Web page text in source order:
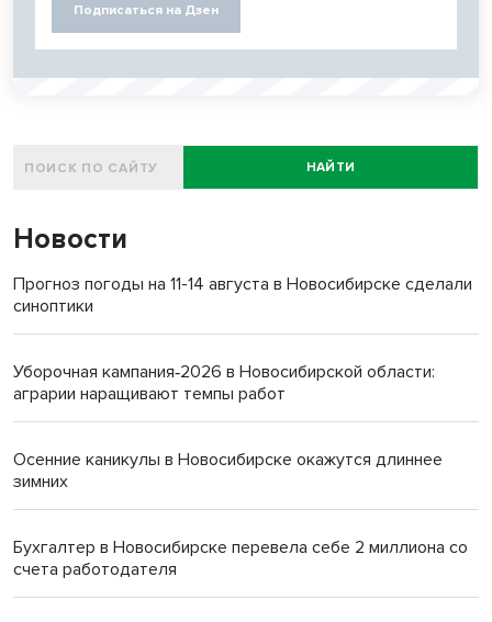
Подписаться на Дзен
НАЙТИ
Новости
Прогноз погоды на 11-14 августа в Новосибирске сделали
синоптики
Уборочная кампания‑2026 в Новосибирской области:
аграрии наращивают темпы работ
Осенние каникулы в Новосибирске окажутся длиннее
зимних
Бухгалтер в Новосибирске перевела себе 2 миллиона со
счета работодателя